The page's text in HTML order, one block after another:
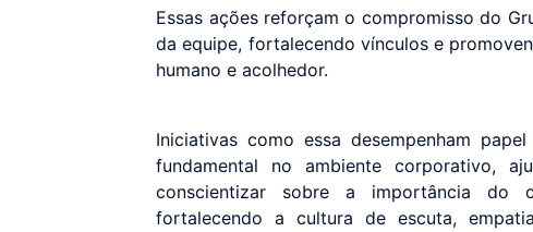
Essas ações reforçam o compromisso do
da equipe, fortalecendo vínculos e
humano e acolhedor.
Iniciativas como essa desempenham papel
fundamental no ambiente corporativo,
conscientizar sobre a importância do
fortalecendo a cultura de escuta,